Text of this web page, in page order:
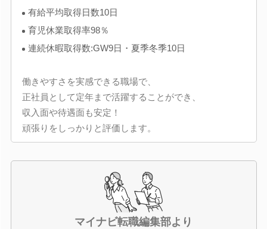
有給平均取得日数10日
育児休業取得率98％
連続休暇取得数:GW9日・夏季冬季10日
働きやすさを実感できる職場で、
正社員として定年まで活躍することができ、
収入面や待遇面も安定！
頑張りをしっかりと評価します。
マイナビ転職編集部より